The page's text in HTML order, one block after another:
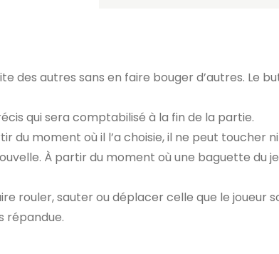
des autres sans en faire bouger d’autres. Le
qui sera comptabilisé à la fin de la partie.
du moment où il l’a choisie, il ne peut toucher
À partir du moment où une baguette du
rouler, sauter ou déplacer celle que le joueur
répandue.